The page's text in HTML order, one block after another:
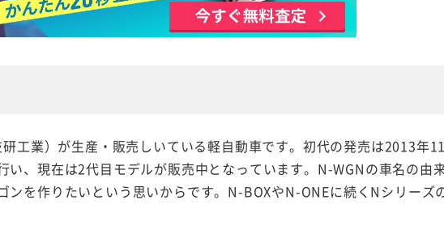
工業）が生産・販売しいている軽自動車です。初代の発売は2013年
い、現在は2代目モデルが販売中となっています。N-WGNの車名の由
ンを作りたいという思いからです。N-BOXやN-ONEに続くNシリーズ